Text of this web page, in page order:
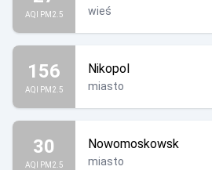
AQI PM2.5 wieś
156
AQI PM2.5
Nikopol
miasto
30
AQI PM2.5
Nowomoskowsk
miasto